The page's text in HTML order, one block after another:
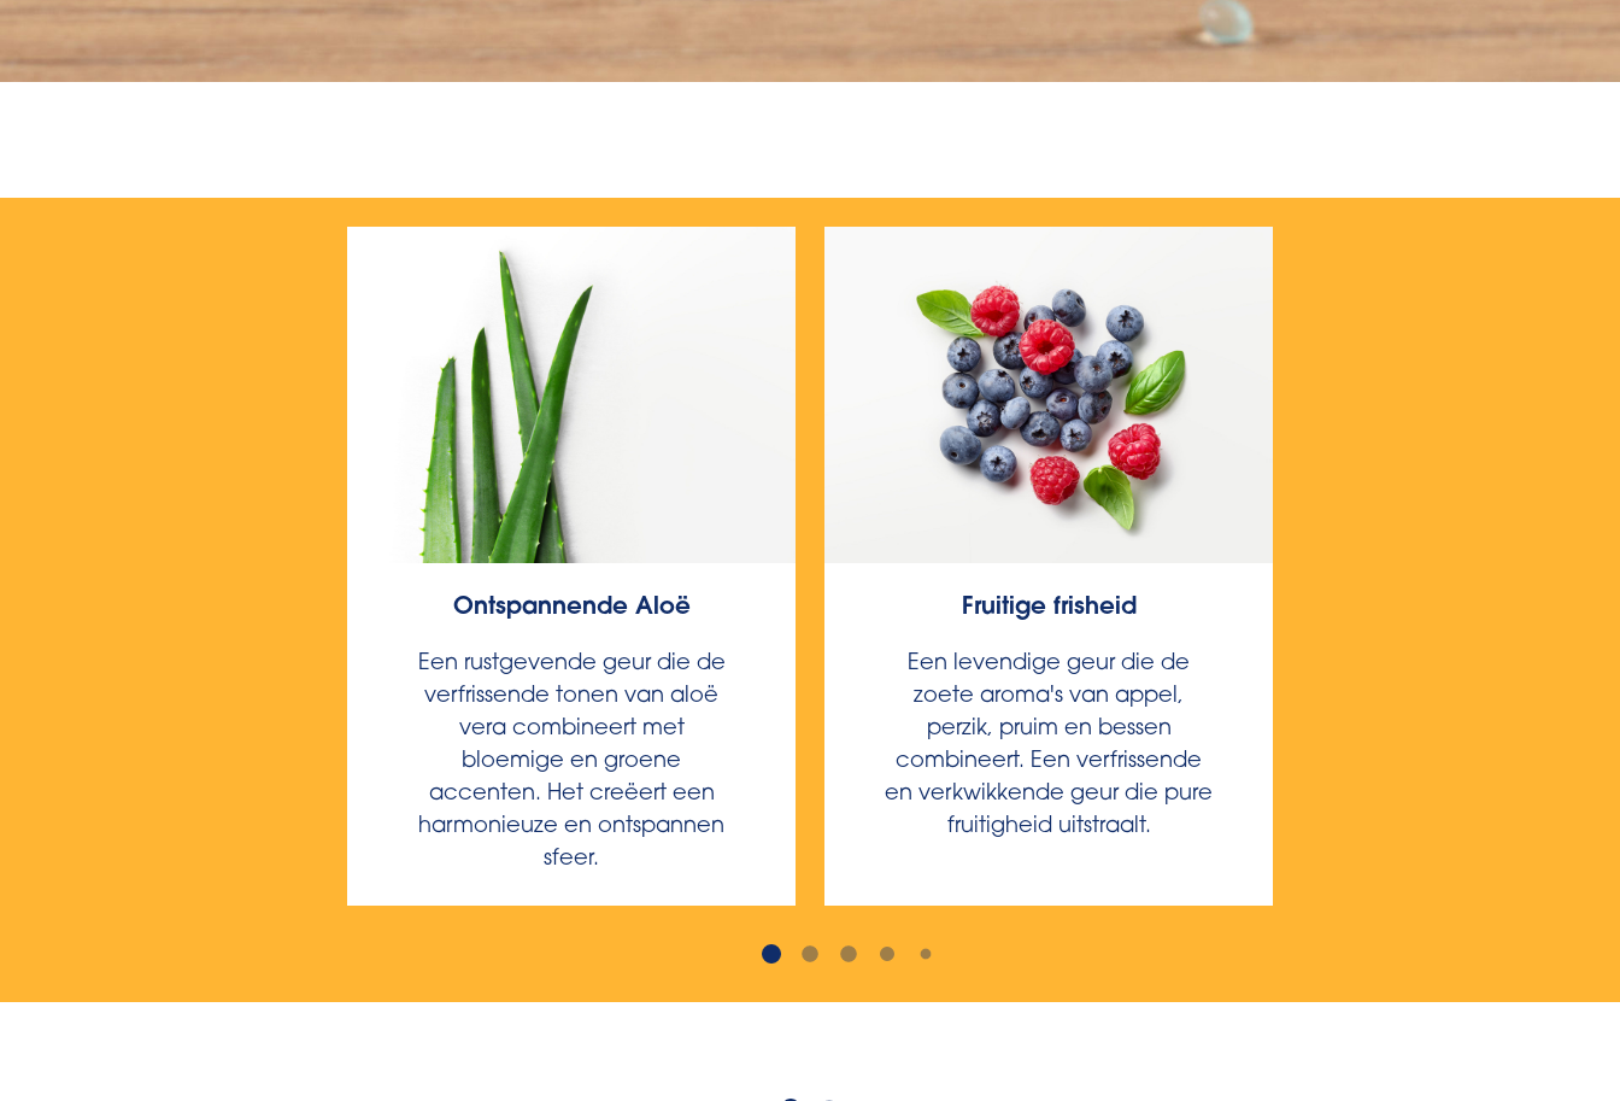
Ontspannende Aloë
Een rustgevende geur die de
verfrissende tonen van aloë
vera combineert met
bloemige en groene
accenten. Het creëert een
harmonieuze en ontspannen
sfeer.
Fruitige frisheid
Een levendige geur die de
zoete aroma's van appel,
perzik, pruim en bessen
combineert. Een verfrissende
en verkwikkende geur die pure
fruitigheid uitstraalt.